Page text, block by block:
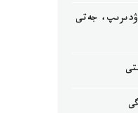
جەتى